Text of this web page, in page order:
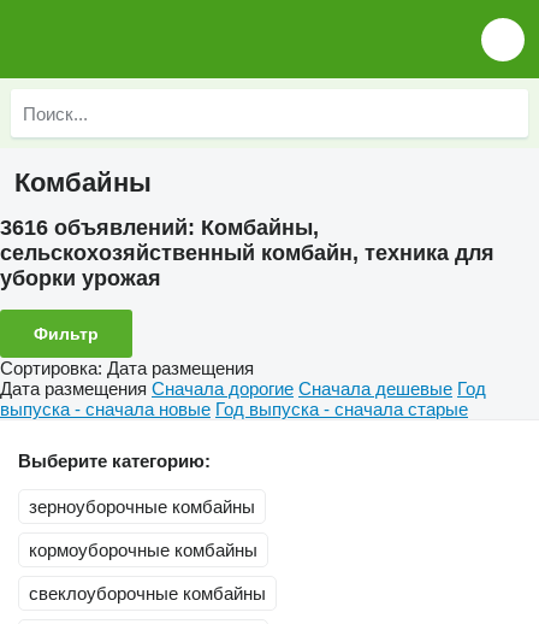
Комбайны
3616 объявлений: Комбайны,
сельскохозяйственный комбайн, техника для
уборки урожая
Фильтр
Сортировка: Дата размещения
Дата размещения Сначала дорогие Сначала дешевые Год
выпуска - сначала новые Год выпуска - сначала старые
Выберите категорию:
зерноуборочные комбайны
кормоуборочные комбайны
свеклоуборочные комбайны